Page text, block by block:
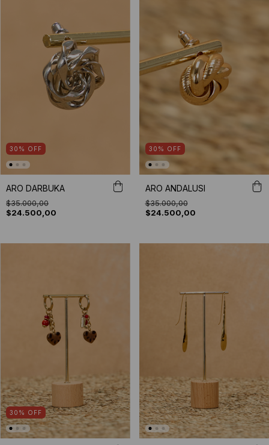
30 % OFF
ARO DARBUKA
$35.000,00
$24.500,00
30 % OFF
ARO ANDALUSI
$35.000,00
$24.500,00
30 % OFF